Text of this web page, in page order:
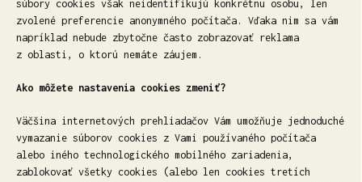
súbory cookies však neidentifikujú konkrétnu osobu, len
zvolené preferencie anonymného počítača. Vďaka nim sa vám
napríklad nebude zbytočne často zobrazovať reklama
z oblasti, o ktorú nemáte záujem.
Ako môžete nastavenia cookies zmeniť?
Väčšina internetových prehliadačov Vám umožňuje jednoduché
vymazanie súborov cookies z Vami používaného počítača
alebo iného technologického mobilného zariadenia,
zablokovať všetky cookies (alebo len cookies tretích